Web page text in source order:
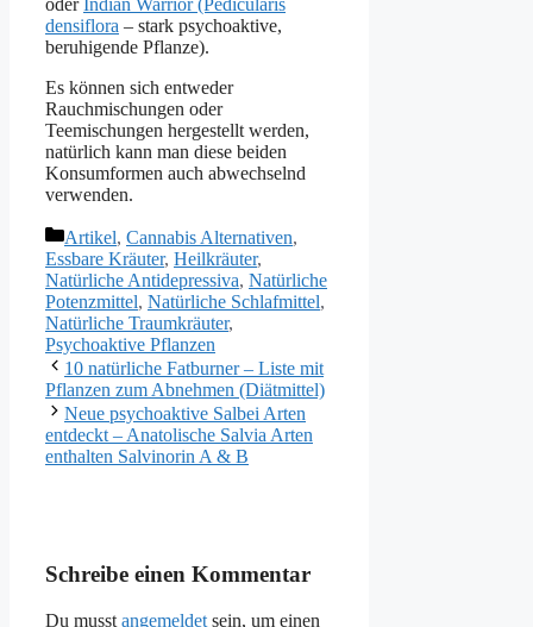
oderIndian Warrior (Pedicularis
densiflora – stark psychoaktive,
beruhigende Pflanze).
Es können sich entweder
Rauchmischungen oder
Teemischungen hergestellt werden,
natürlich kann man diese beiden
Konsumformen auch abwechselnd
verwenden.
Kategorien
Artikel, Cannabis Alternativen,
Essbare Kräuter, Heilkräuter,
Natürliche Antidepressiva, Natürliche
Potenzmittel, Natürliche Schlafmittel,
Natürliche Traumkräuter,
Psychoaktive Pflanzen
10 natürliche Fatburner – Liste mit
Pflanzen zum Abnehmen (Diätmittel)
Neue psychoaktive Salbei Arten
entdeckt – Anatolische Salvia Arten
enthalten Salvinorin A & B
Schreibe einen Kommentar
Du musst angemeldet sein, um einen